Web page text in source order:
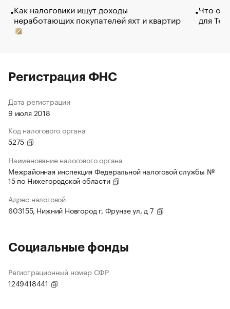
Как налоговики ищут доходы
неработающих покупателей яхт и квартир
Что
для
Регистрация ФНС
Дата регистрации
9 июля 2018
Код налогового органа
5275
Наименование налогового органа
Межрайонная инспекция Федеральной налоговой службы №
15 по Нижегородской области
Адрес налоговой
603155, Нижний Новгород г, Фрунзе ул, д 7
Социальные фонды
Регистрационный номер СФР
1249418441